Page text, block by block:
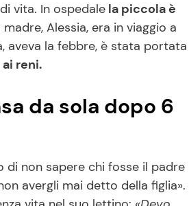
vita. In ospedale la piccola è
Alessia, era in viaggio a
aveva la febbre, è stata portata
reni.
da sola dopo 6
di non sapere chi fosse il padre
avergli mai detto della figlia».